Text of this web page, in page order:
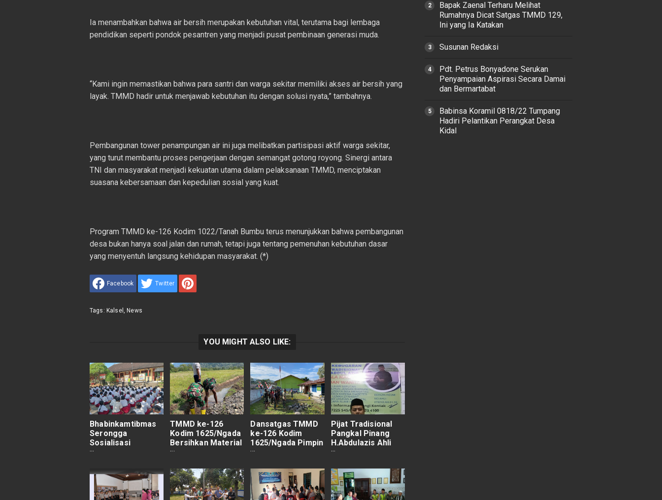
Ia menambahkan bahwa air bersih merupakan kebutuhan vital, terutama bagi lembaga
pendidikan seperti pondok pesantren yang menjadi pusat pembinaan generasi muda.
“Kami ingin memastikan bahwa para santri dan warga sekitar memiliki akses air bersih yang
layak. TMMD hadir untuk menjawab kebutuhan itu dengan solusi nyata,” tambahnya.
Pembangunan tower penampungan air ini juga melibatkan partisipasi aktif warga sekitar,
yang turut membantu proses pengerjaan dengan semangat gotong royong. Sinergi antara
TNI dan masyarakat menjadi kekuatan utama dalam pelaksanaan TMMD, menciptakan
suasana kebersamaan dan kepedulian sosial yang kuat.
Program TMMD ke-126 Kodim 1022/Tanah Bumbu terus menunjukkan bahwa pembangunan
desa bukan hanya soal jalan dan rumah, tetapi juga tentang pemenuhan kebutuhan dasar
yang menyentuh langsung kehidupan masyarakat. (*)
Facebook Twitter
Tags: Kalsel , News
YOU MIGHT ALSO LIKE:
Bhabinkamtibmas
Serongga
Sosialisasi
Kedisiplinan dan
SD Negeri 1
Serongga
TMMD ke-126
Kodim 1625/Ngada
Bersihkan Material
Saluran Irigasi
Capai 30 Persen
Dansatgas TMMD
ke-126 Kodim
1625/Ngada Pimpin
Apel dan Beri
Desa Benteng
Tawa
Pijat Tradisional
Pangkal Pinang
H.Abdulazis Ahli
Pembesar Penis
Bapak Zaenal Terharu Melihat
Rumahnya Dicat Satgas TMMD 129,
Ini yang Ia Katakan
Susunan Redaksi
Pdt. Petrus Bonyadone Serukan
Penyampaian Aspirasi Secara Damai
dan Bermartabat
Babinsa Koramil 0818/22 Tumpang
Hadiri Pelantikan Perangkat Desa
Kidal